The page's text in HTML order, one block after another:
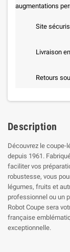
augmentations
Site
Livraison
Retours
Description
Découvrez le coupe-
depuis 1961.
faciliter vos
robustesse, vous
légumes, fruits et
professionnel ou un
Robot Coupe sera
française
exceptionnelle.